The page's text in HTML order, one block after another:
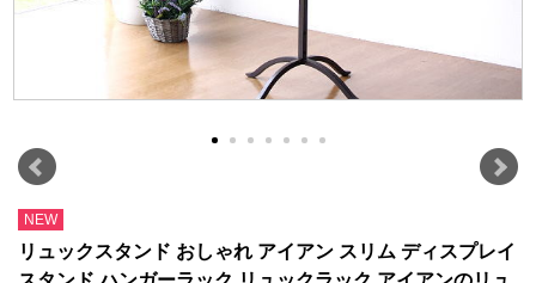
NEW
リュックスタンド おしゃれ アイアン スリム ディスプレイ